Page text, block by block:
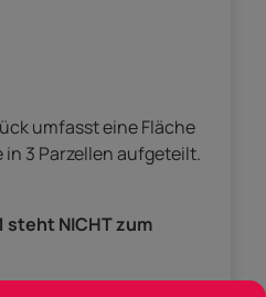
umfasst eine Fläche
in 3 Parzellen aufgeteilt.
steht NICHT zum